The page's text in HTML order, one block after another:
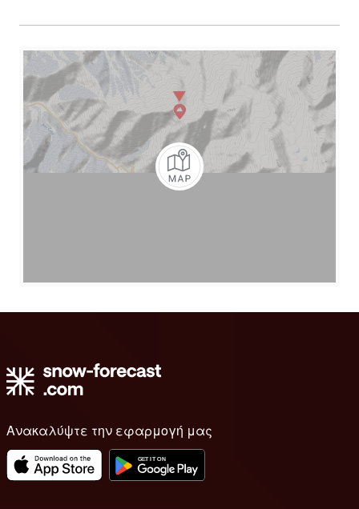
Ανακαλύψτε την εφαρμογή μας